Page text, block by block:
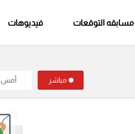
مسابقه التوقعات فيديوهات
مباشر أمس